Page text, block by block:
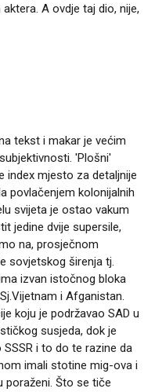
A ovdje taj dio, nije,
tekst i makar je većim
'Plošni'
index mjesto za detaljnije
povlačenjem kolonijalnih
svijeta je ostao vakum
jedine dvije supersile,
na, prosječnom
sovjetskog širenja tj.
izvan istočnog bloka
i Afganistan.
koju je podržavao SAD u
susjeda, dok je
i to do te razine da
imali stotine mig-ova i
poraženi. Što se tiče